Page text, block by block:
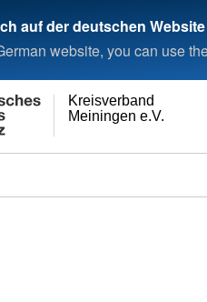
auf der deutschen Website
website, you can use
Meiningen e.V.
Kreisverband